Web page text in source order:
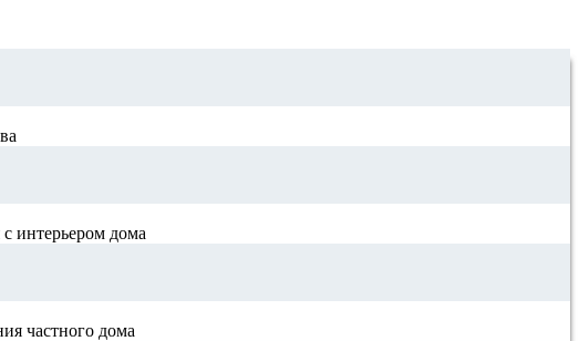
с интерьером дома
частного дома